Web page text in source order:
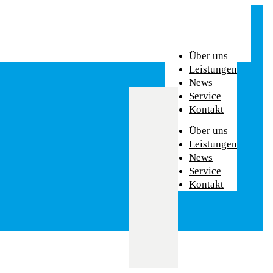
Über uns
Leistungen
News
Service
Kontakt
Über uns
Leistungen
News
Service
Kontakt